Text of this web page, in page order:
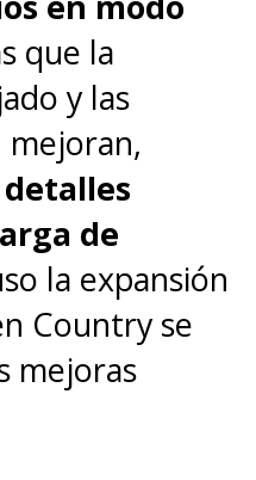
sin
incluye
de partido
que la
y las
de
la expansión
Country se
mejoras